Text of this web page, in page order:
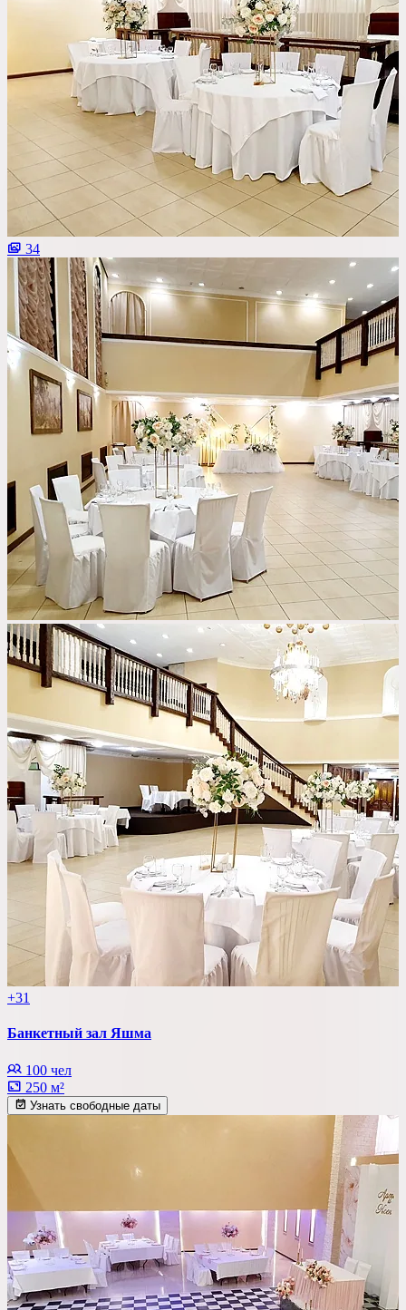
Важные условия
Танцпол
Со сценой
Со своим алкоголем
С живой музыкой
С панорамным видом
С детской комнатой
С шоу программой
Своя парковка
Показать54площадок Сбросить все фильтры
34
+31
Банкетный зал Яшма
100 чел
250 м²
Узнать свободные даты